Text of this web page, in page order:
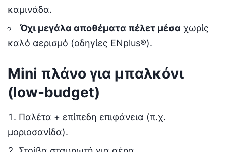
καμινάδα.
Όχι μεγάλα αποθέματα πέλετ μέσα χωρίς
καλό αερισμό (οδηγίες ENplus®).
Mini πλάνο για μπαλκόνι
(low-budget)
Παλέτα + επίπεδη επιφάνεια (π.χ.
μοριοσανίδα).